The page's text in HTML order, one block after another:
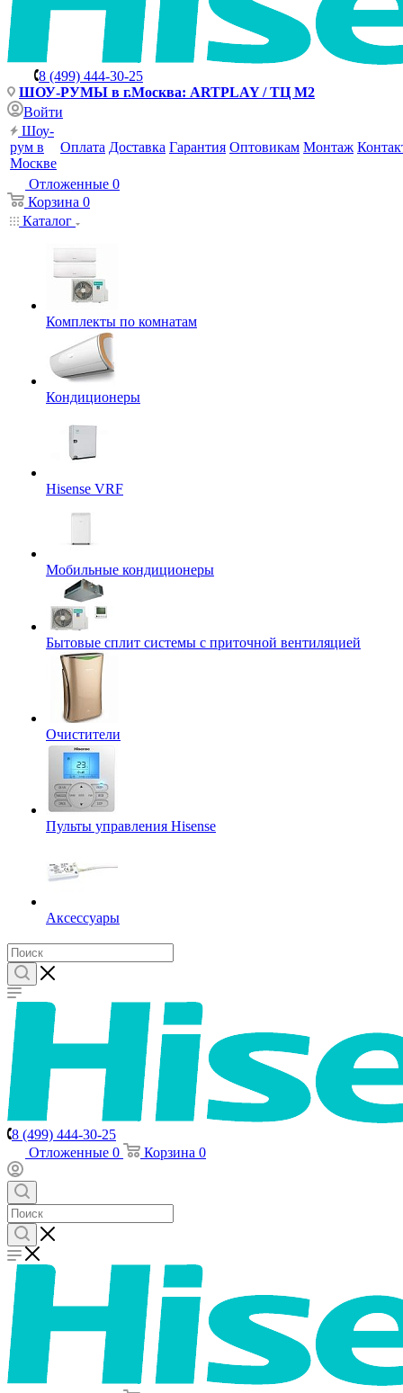
8 (499) 444-30-25
ШОУ-РУМЫ в г.Москва: ARTPLAY / ТЦ М2
Войти
Шоу-
рум в
Москве
Оплата Доставка Гарантия Оптовикам Монтаж
Отложенные 0
Корзина 0
Каталог
Комплекты по комнатам
Кондиционеры
Hisense VRF
Мобильные кондиционеры
Бытовые сплит системы с приточной вентиляцией
Очистители
Пульты управления Hisense
Аксессуары
8 (499) 444-30-25
Отложенные 0 Корзина 0